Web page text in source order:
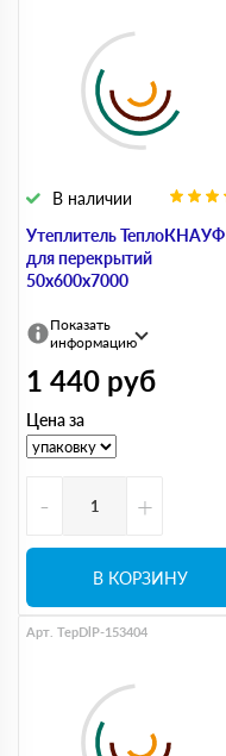
Утеплитель ТеплоКНАУФ
для перекрытий
50х600х7000
В наличии
Показать
информацию
1 440 руб
Цена за
- +
В КОРЗИНУ
Арт. TepDlP-153404